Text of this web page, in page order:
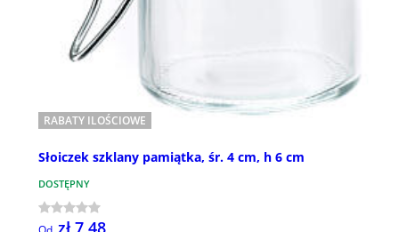
RABATY ILOŚCIOWE
Słoiczek szklany pamiątka, śr. 4 cm, h 6 cm
DOSTĘPNY
zł 7,48